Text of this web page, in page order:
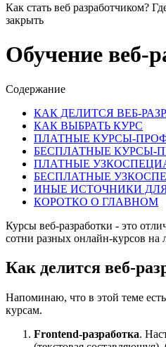
Как стать веб разработчиком?
закрыть
Обучение веб-
Содержание
КАК ДЕЛИТСЯ ВЕБ-
КАК ВЫБРАТЬ КУРС
ПЛАТНЫЕ КУРСЫ-
БЕСПЛАТНЫЕ КУРСЫ-
ПЛАТНЫЕ
БЕСПЛАТНЫЕ
ИНЫЕ ИСТОЧНИКИ
КОРОТКО О ГЛАВНОМ
Курсы веб-разработки - это
сотни разных онлайн-курсов на
Как делится веб-
Напоминаю, что в этой теме
курсам.
Frontend-разработка.